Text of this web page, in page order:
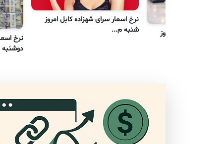
نرخ
دوشنبه
نرخ اسعار سرای شهزاده کابل امروز
شنبه م...
شهزاده کابل امروز